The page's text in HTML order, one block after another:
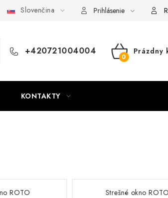
podmínky Mapa webu Milpe.sk
Slovenčina Prihlásenie
+420721004004
NÁKUPNÝ
Prázdny
KONTAKTY
ROTO
Strešné okno ROTO